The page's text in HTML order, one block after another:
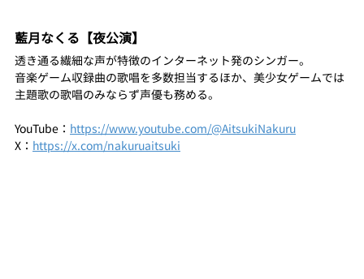
藍月なくる【夜公演】
透き通る繊細な声が特徴のインターネット発のシンガー。
音楽ゲーム収録曲の歌唱を多数担当するほか、美少女ゲームでは
主題歌の歌唱のみならず声優も務める。
YouTube： https://www.youtube.com/@AitsukiNakuru
X： https://x.com/nakuruaitsuki